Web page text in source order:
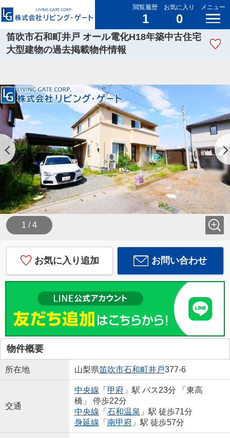
閲覧履歴
1
お気に入り
0
メニュー
笛吹市石和町井戸 オール電化H18年築中古住宅
大型建物の過去掲載物件情報
1 / 4
お気に入り追加 お問い合わせ
物件概要
所在地 山梨県笛吹市石和町井戸377-6
交通
中央線 「 甲府」駅 バス23分 「東高
橋」 停歩22分
中央線 「 石和温泉 」駅 徒歩71分
身延線 「 南甲府」駅 徒歩57分